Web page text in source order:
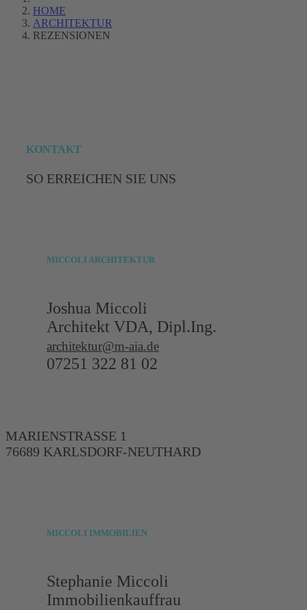
HOME
ARCHITEKTUR
REZENSIONEN
KONTAKT
SO ERREICHEN SIE UNS
MICCOLI ARCHITEKTUR
Joshua Miccoli
Architekt VDA, Dipl.Ing.
architektur@m-aia.de
07251 322 81 02
MARIENSTRASSE 1
76689 KARLSDORF-NEUTHARD
MICCOLI IMMOBILIEN
Stephanie Miccoli
Immobilienkauffrau